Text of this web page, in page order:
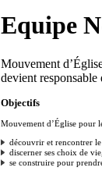
Equipe
Mouvement
devient responsable
Objectifs
Mouvement d’Église pour
découvrir et rencontrer
discerner ses choix de
se construire pour